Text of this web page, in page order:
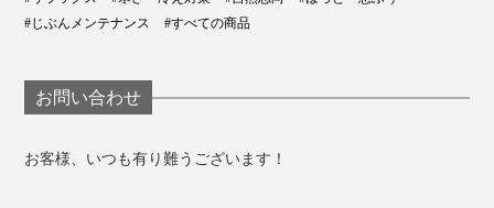
#じぶんメンテナンス
#すべての商品
お問い合わせ
お客様、いつも有り難うございます！